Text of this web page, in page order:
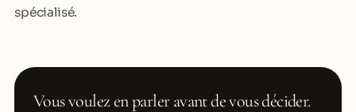
spécialisé.
Vous voulez en parler avant de vous décider.